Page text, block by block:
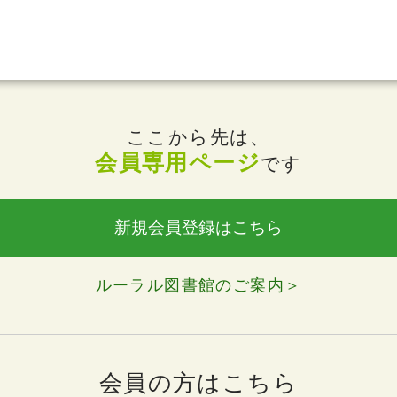
ここから先は、
会員専用ページです
新規会員登録はこちら
ルーラル図書館のご案内＞
会員の方はこちら